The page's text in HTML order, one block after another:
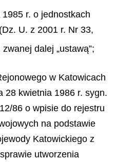
r. o jednostkach
U. z 2001 r. Nr 33,
zwanej dalej „ustawą”;
w Katowicach
28 kwietnia 1986 r. sygn.
86 o wpisie do rejestru
na podstawie
Katowickiego z
utworzenia